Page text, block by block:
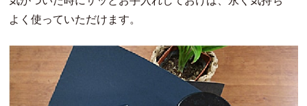
よく使っていただけます。